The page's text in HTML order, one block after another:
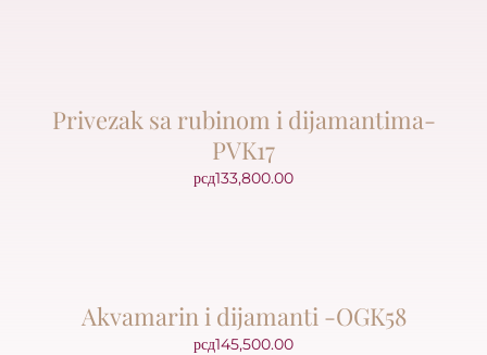
Privezak sa rubinom i dijamantima-
PVK17
рсд133,800.00
Akvamarin i dijamanti -OGK58
рсд145,500.00